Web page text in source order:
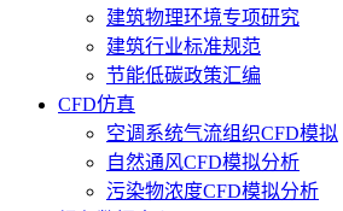
建筑物理环境专项研究
建筑行业标准规范
节能低碳政策汇编
CFD仿真
空调系统气流组织CFD模拟
自然通风CFD模拟分析
污染物浓度CFD模拟分析